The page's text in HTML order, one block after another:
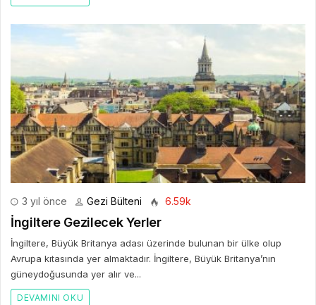
3 yıl önce Gezi Bülteni 6.59k
İngiltere Gezilecek Yerler
İngiltere, Büyük Britanya adası üzerinde bulunan bir ülke olup
Avrupa kıtasında yer almaktadır. İngiltere, Büyük Britanya’nın
güneydoğusunda yer alır ve...
DEVAMINI OKU